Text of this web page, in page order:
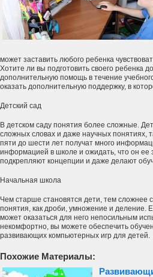
может заставить любого ребенка
Хотите ли вы подготовить своего ребенка
дополнительную помощь в течение
оказать дополнительную поддержку, в
Детский сад
В детском саду понятия более сложные.
сложных словах и даже научных понятиях,
пяти до шести лет получат много
информацией в школе и ожидать, что он ее
подкрепляют концепции и даже делают
Начальная школа
Чем старше становятся дети, тем сложнее
понятия, как дроби, умножение и деление.
может оказаться для него непосильным
некомфортно, вы можете обеспечить
развивающих компьютерных игр для детей.
Похожие Материалы: